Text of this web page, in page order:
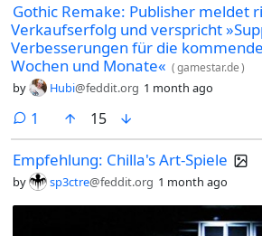
Gothic Remake: Publisher meldet
Verkaufserfolg und verspricht
Verbesserungen für die
Wochen und Monate« (gamestar.de)
by Hubi@feddit.org 1 month ago
1 comment
15
Empfehlung: Chilla's Art-Spiele
by sp3ctre@feddit.org 1 month ago